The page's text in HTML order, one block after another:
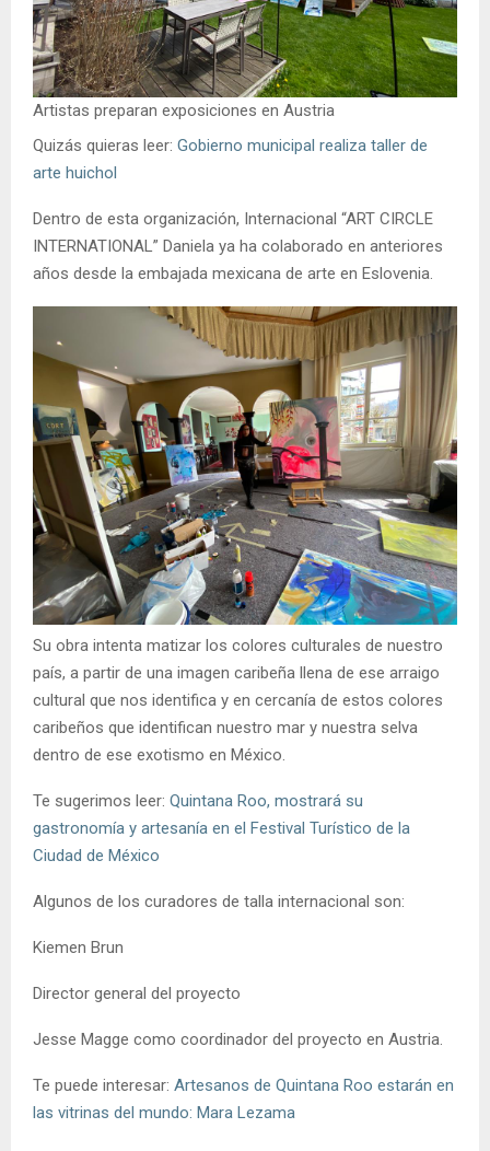
Artistas preparan exposiciones en Austria
Quizás quieras leer: Gobierno municipal realiza taller de
arte huichol
Dentro de esta organización, Internacional “ART CIRCLE
INTERNATIONAL” Daniela ya ha colaborado en anteriores
años desde la embajada mexicana de arte en Eslovenia.
Su obra intenta matizar los colores culturales de nuestro
país, a partir de una imagen caribeña llena de ese arraigo
cultural que nos identifica y en cercanía de estos colores
caribeños que identifican nuestro mar y nuestra selva
dentro de ese exotismo en México.
Te sugerimos leer: Quintana Roo, mostrará su
gastronomía y artesanía en el Festival Turístico de la
Ciudad de México
Algunos de los curadores de talla internacional son:
Kiemen Brun
Director general del proyecto
Jesse Magge como coordinador del proyecto en Austria.
Te puede interesar: Artesanos de Quintana Roo estarán en
las vitrinas del mundo: Mara Lezama